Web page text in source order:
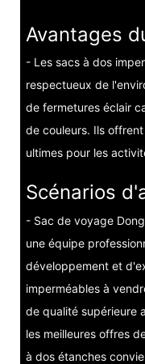
Avantages
- Les sacs à dos
respectueux de
de fermetures éclair
de couleurs. Ils
ultimes pour les
Scénarios
- Sac de voyage
une équipe
développement et
imperméables à
de qualité supérieure
les meilleures offres
à dos étanches